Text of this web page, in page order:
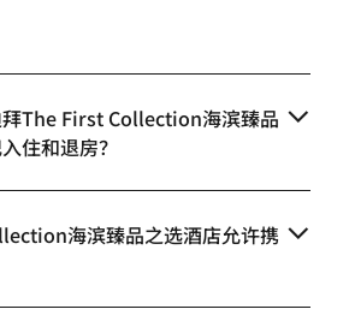
The First Collection海滨臻品
住和退房？
海滨臻品之选酒店允许携